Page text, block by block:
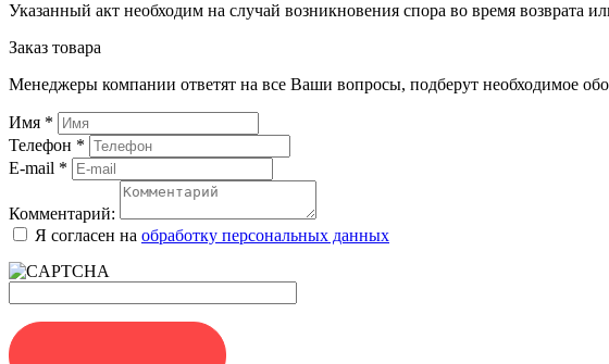
Указанный акт необходим на случай возникновения спора во время возврата
Заказ товара
Менеджеры компании ответят на все Ваши вопросы, подберут необходимое
Имя *
Телефон *
E-mail *
Комментарий:
Я согласен на обработку персональных данных